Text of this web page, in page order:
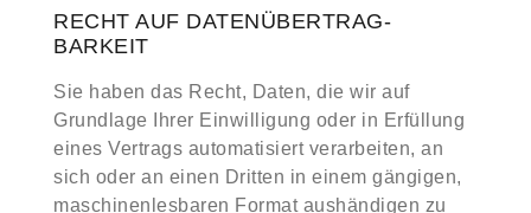
RECHT AUF DATEN­ÜBERTRAG­
BARKEIT
Sie haben das Recht, Daten, die wir auf
Grundlage Ihrer Einwilligung oder in Erfüllung
eines Vertrags automatisiert verarbeiten, an
sich oder an einen Dritten in einem gängigen,
maschinenlesbaren Format aushändigen zu